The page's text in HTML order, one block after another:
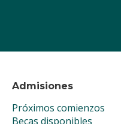
Admisiones
Próximos comienzos
Becas disponibles